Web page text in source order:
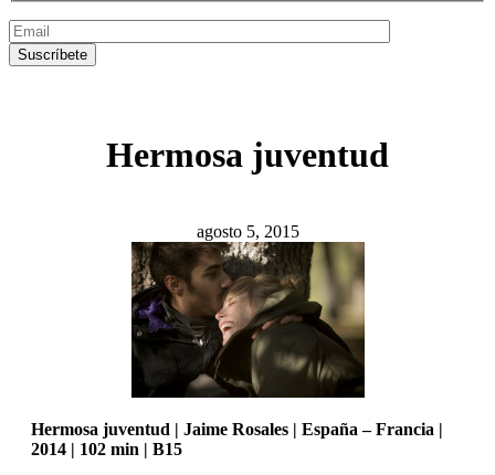
Hermosa juventud
agosto 5, 2015
Hermosa juventud | Jaime Rosales | España – Francia |
2014 | 102 min | B15